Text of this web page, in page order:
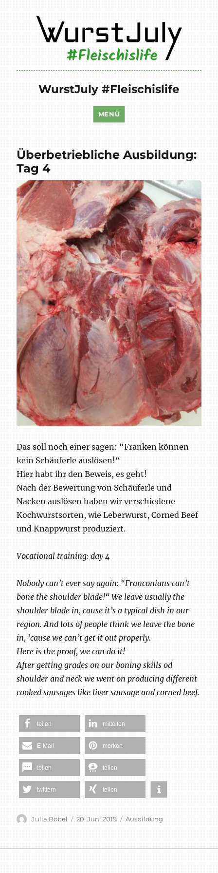
WurstJuly #Fleischislife
MENÜ
Überbetriebliche Ausbildung:
Tag 4
Das soll noch einer sagen: “Franken können
kein Schäuferle auslösen!“
Hier habt ihr den Beweis, es geht!
Nach der Bewertung von Schäuferle und
Nacken auslösen haben wir verschiedene
Kochwurstsorten, wie Leberwurst, Corned Beef
und Knappwurst produziert.
Vocational training: day 4
Nobody can’t ever say again: “Franconians can’t
bone the shoulder blade!“ We leave usually the
shoulder blade in, cause it’s a typical dish in our
region. And lots of people think we leave the bone
in, ’cause we can’t get it out properly.
Here is the proof, we can do it!
After getting grades on our boning skills od
shoulder and neck we went on producing different
cooked sausages like liver sausage and corned beef.
teilen mitteilen
E-Mail merken
teilen teilen
twittern teilen
Autor
Julia Böbel
Veröffentlicht
20. Juni 2019 Schlagwörter
Ausbildung